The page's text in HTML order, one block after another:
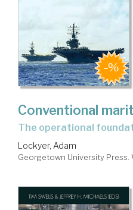
Conventional
the operational
Lockyer, Adam
Georgetown University Press.